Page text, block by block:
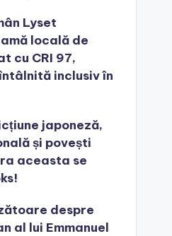
Lyset
locală de
cu CRI 97,
inclusiv în
japoneză,
și povești
aceasta se
despre
al lui Emmanuel